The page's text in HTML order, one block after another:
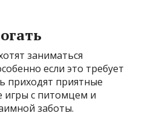
заниматься
если это требует
приходят приятные
игры с питомцем и
заботы.